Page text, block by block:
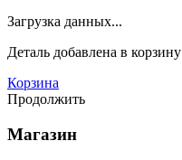
Загрузка данных...
Деталь добавлена в корзину
Корзина
Продолжить
Магазин